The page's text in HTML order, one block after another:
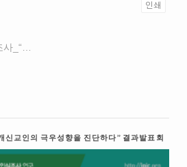
인쇄
신교인의 극우성향을 진단하다” 결과발표회